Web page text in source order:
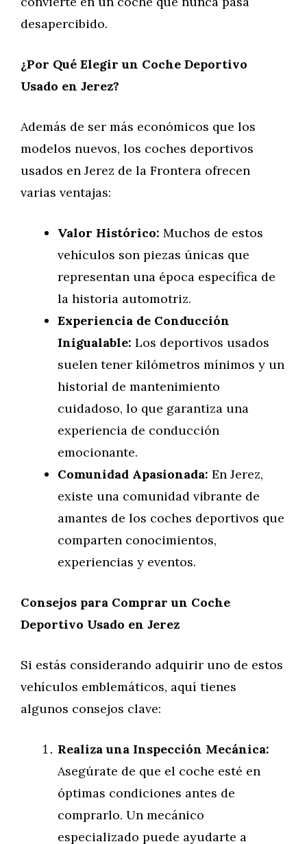
desapercibido.
¿Por Qué Elegir un Coche Deportivo
Usado en Jerez?
Además de ser más económicos que los
modelos nuevos, los coches deportivos
usados en Jerez de la Frontera ofrecen
varias ventajas:
Valor Histórico: Muchos de estos
vehículos son piezas únicas que
representan una época específica de
la historia automotriz.
Experiencia de Conducción
Inigualable: Los deportivos usados
suelen tener kilómetros mínimos y un
historial de mantenimiento
cuidadoso, lo que garantiza una
experiencia de conducción
emocionante.
Comunidad Apasionada: En Jerez,
existe una comunidad vibrante de
amantes de los coches deportivos que
comparten conocimientos,
experiencias y eventos.
Consejos para Comprar un Coche
Deportivo Usado en Jerez
Si estás considerando adquirir uno de estos
vehículos emblemáticos, aquí tienes
algunos consejos clave:
Realiza una Inspección Mecánica:
Asegúrate de que el coche esté en
óptimas condiciones antes de
comprarlo. Un mecánico
especializado puede ayudarte a